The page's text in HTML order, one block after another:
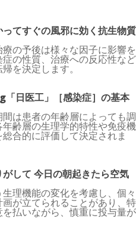
てすぐの風邪に効く抗生物質
の予後は様々な因子に影響を
の性質、治療への反応性など
を決定します。
日医工」［感染症］の基本
は患者の年齢層によっても調
齢層の生理学的特性や免疫機
合的に評価して決定されま
して 今日の朝起きたら空気
理機能の変化を考慮し、個々
が立てられることがあり、特
払いながら、慎重に投与量が